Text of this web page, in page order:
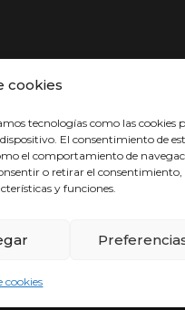
cookies
tecnologías como las cookies
El consentimiento de
el comportamiento de
o retirar el consentimiento,
y funciones.
cookies
siempre a la
servicio que te
Inicio